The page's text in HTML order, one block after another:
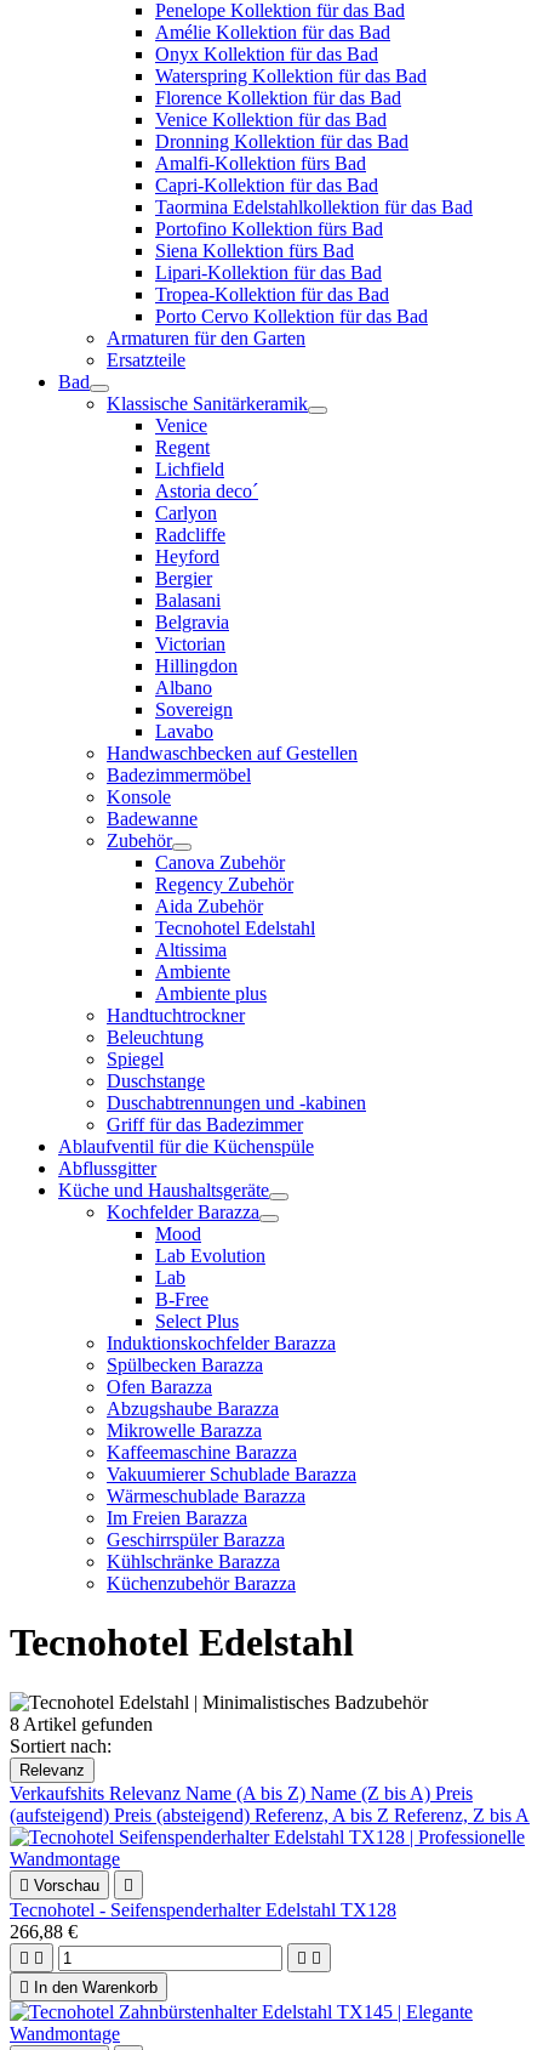
Penelope Kollektion für das Bad
Amélie Kollektion für das Bad
Onyx Kollektion für das Bad
Waterspring Kollektion für das Bad
Florence Kollektion für das Bad
Venice Kollektion für das Bad
Dronning Kollektion für das Bad
Amalfi-Kollektion fürs Bad
Capri-Kollektion für das Bad
Taormina Edelstahlkollektion für das Bad
Portofino Kollektion fürs Bad
Siena Kollektion fürs Bad
Lipari-Kollektion für das Bad
Tropea-Kollektion für das Bad
Porto Cervo Kollektion für das Bad
Armaturen für den Garten
Ersatzteile
Bad
Klassische Sanitärkeramik
Venice
Regent
Lichfield
Astoria deco´
Carlyon
Radcliffe
Heyford
Bergier
Balasani
Belgravia
Victorian
Hillingdon
Albano
Sovereign
Lavabo
Handwaschbecken auf Gestellen
Badezimmermöbel
Konsole
Badewanne
Zubehör
Canova Zubehör
Regency Zubehör
Aida Zubehör
Tecnohotel Edelstahl
Altissima
Ambiente
Ambiente plus
Handtuchtrockner
Beleuchtung
Spiegel
Duschstange
Duschabtrennungen und -kabinen
Griff für das Badezimmer
Ablaufventil für die Küchenspüle
Abflussgitter
Küche und Haushaltsgeräte
Kochfelder Barazza
Mood
Lab Evolution
Lab
B-Free
Select Plus
Induktionskochfelder Barazza
Spülbecken Barazza
Ofen Barazza
Abzugshaube Barazza
Mikrowelle Barazza
Kaffeemaschine Barazza
Vakuumierer Schublade Barazza
Wärmeschublade Barazza
Im Freien Barazza
Geschirrspüler Barazza
Kühlschränke Barazza
Küchenzubehör Barazza
Tecnohotel Edelstahl
8 Artikel gefunden
Sortiert nach:
Relevanz
Verkaufshits Relevanz Name (A bis Z) Name (Z bis A) Preis
(aufsteigend) Preis (absteigend) Referenz, A bis Z Referenz, Z bis A
 Vorschau 
Tecnohotel - Seifenspenderhalter Edelstahl TX128
266,88 €
   

In den Warenkorb